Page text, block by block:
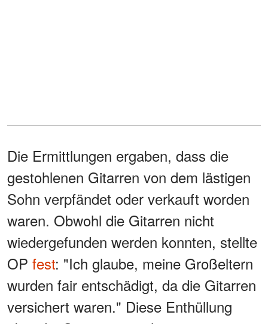
Die Ermittlungen ergaben, dass die
gestohlenen Gitarren von dem lästigen
Sohn verpfändet oder verkauft worden
waren. Obwohl die Gitarren nicht
wiedergefunden werden konnten, stellte
OP fest: "Ich glaube, meine Großeltern
wurden fair entschädigt, da die Gitarren
versichert waren." Diese Enthüllung